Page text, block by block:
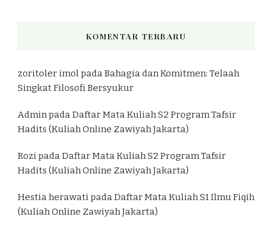
KOMENTAR TERBARU
zoritoler imolpadaBahagia dan Komitmen: Telaah
Singkat Filosofi Bersyukur
AdminpadaDaftar Mata Kuliah S2 Program Tafsir
Hadits (Kuliah Online Zawiyah Jakarta)
RozipadaDaftar Mata Kuliah S2 Program Tafsir
Hadits (Kuliah Online Zawiyah Jakarta)
Hestia herawatipadaDaftar Mata Kuliah S1 Ilmu Fiqih
(Kuliah Online Zawiyah Jakarta)